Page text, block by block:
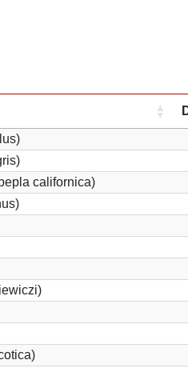
californica)